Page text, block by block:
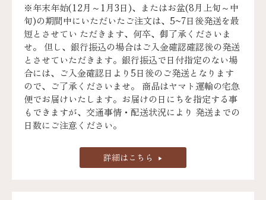
※年末年始(12月～1月3日)、またはお盆(8月上旬～中
旬)の期間中にいただいたご注文は、5~7日後発送を最
短とさせてい ただきます、何卒、御了承くださいま
せ。 但し、銀行振込の場合はご入金確認確認後の発送
とさせていただきます。銀行振込で日付指定のない場
合には、ご入金確認日より5日後のご発送となります
ので、ご了承くださいませ。 商品はヤマト運輸の宅急
便でお届けいたします。お届けの日にちを指定する事
もできますが、交通事情・配送状況により 発送までの
日数にご注意ください。
詳細はこちら